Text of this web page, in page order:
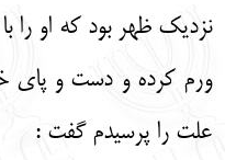
نزدیک ظهر بود که او
ورم کرده و دست و پای
علت را پرسیدم گفت :